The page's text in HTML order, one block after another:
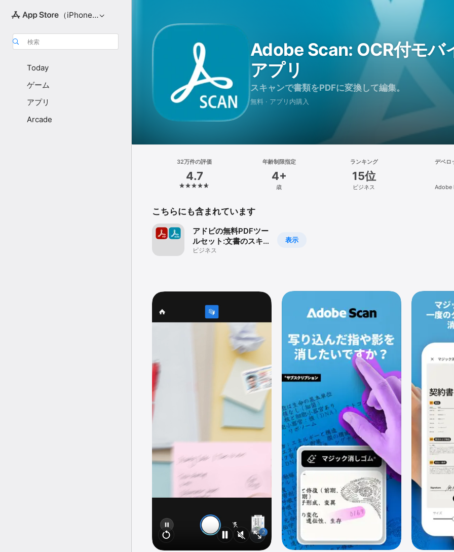
（iPhone向け）
検索
Today
ゲーム
アプリ
Arcade
Adobe Scan: OCR付モバ
アプリ
スキャンで書類をPDFに変換して編集。
無料 · アプリ内購入
32万件の評価
4.7
年齢制限指定
4+
歳
ランキング
15位
ビジネス
デベロ
Adobe
こちらにも含まれています
表示
アドビの無料PDFツー
ルセット:文書のスキ
ャンから共有、編集ま
ビジネス